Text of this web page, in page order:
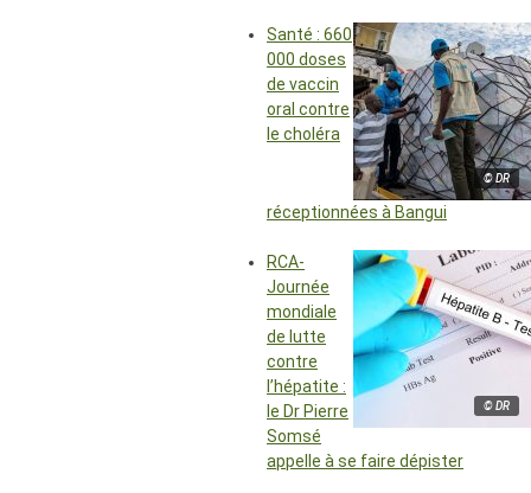
© DR
Santé : 660
000 doses
de vaccin
oral contre
le choléra
réceptionnées à Bangui
© DR
RCA-
Journée
mondiale
de lutte
contre
l’hépatite :
le Dr Pierre
Somsé
appelle à se faire dépister